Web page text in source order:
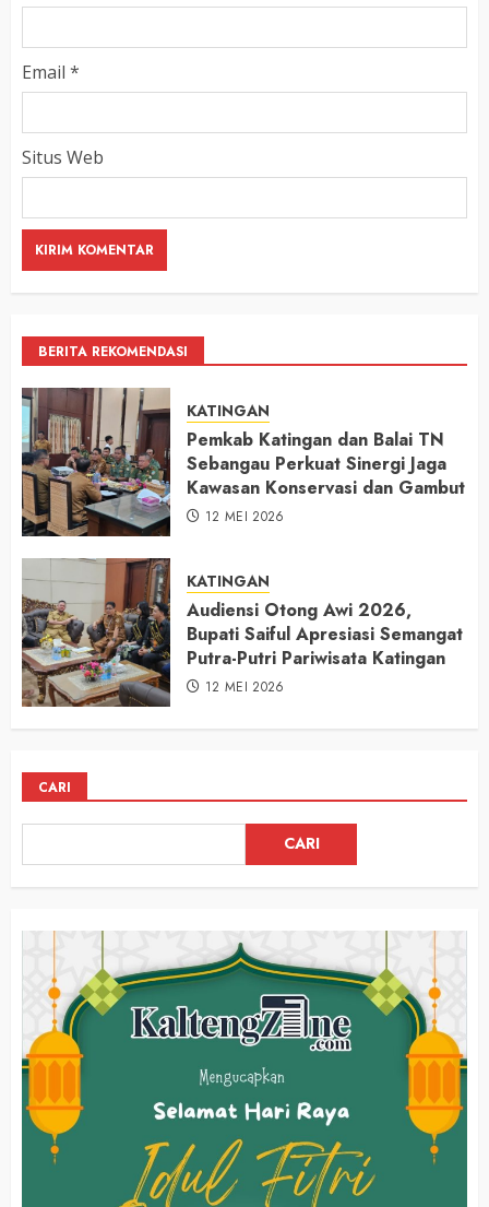
Email *
Situs Web
BERITA REKOMENDASI
KATINGAN
Pemkab Katingan dan Balai TN
Sebangau Perkuat Sinergi Jaga
Kawasan Konservasi dan Gambut
12 MEI 2026
KATINGAN
Audiensi Otong Awi 2026,
Bupati Saiful Apresiasi Semangat
Putra-Putri Pariwisata Katingan
12 MEI 2026
CARI
CARI